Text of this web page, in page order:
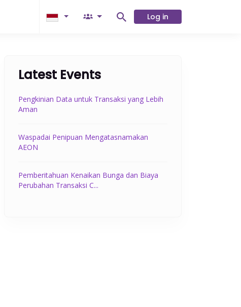
Log in
Latest Events
Pengkinian Data untuk Transaksi yang Lebih
Aman
Waspadai Penipuan Mengatasnamakan
AEON
Pemberitahuan Kenaikan Bunga dan Biaya
Perubahan Transaksi C...